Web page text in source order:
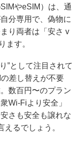
やeSIM）は、通
分専用で、偽物に
り両者は「安さ v
ます。
”として注目されて
差し替えが不要
数百円〜のプラン
Wi-Fiより安全」
さも安全も譲れな
るでしょう。